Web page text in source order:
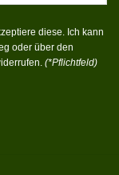
diese. Ich kann
oder über den
(*Pflichtfeld)